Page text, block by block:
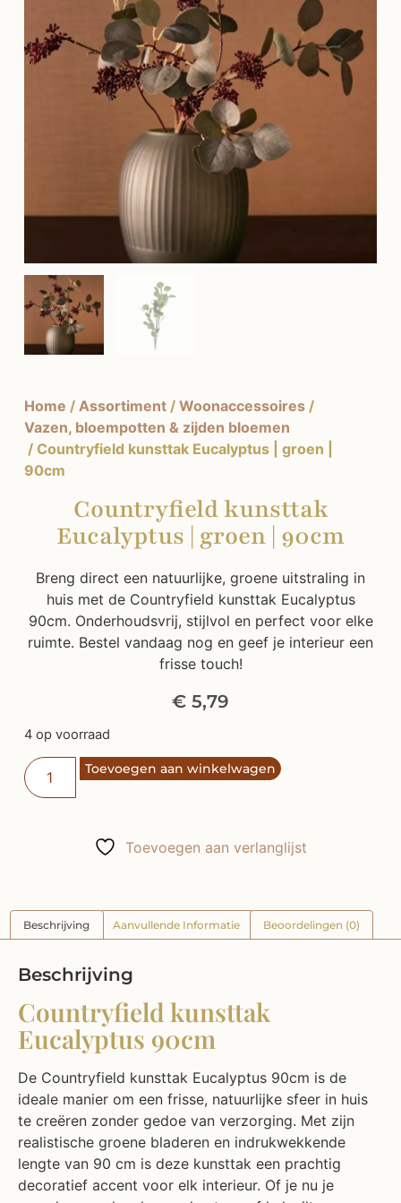
Home / Assortiment/ Woonaccessoires/
Vazen, bloempotten & zijden bloemen
/ Countryfield kunsttak Eucalyptus | groen |
90cm
Countryfield kunsttak
Eucalyptus | groen | 90cm
Breng direct een natuurlijke, groene uitstraling in
huis met de Countryfield kunsttak Eucalyptus
90cm. Onderhoudsvrij, stijlvol en perfect voor elke
ruimte. Bestel vandaag nog en geef je interieur een
frisse touch!
€ 5,79
4 op voorraad
Toevoegen aan winkelwagen
Toevoegen aan verlanglijst
Beschrijving Aanvullende Informatie Beoordelingen (0)
Beschrijving
Countryfield kunsttak
Eucalyptus 90cm
De Countryfield kunsttak Eucalyptus 90cm is de
ideale manier om een frisse, natuurlijke sfeer in huis
te creëren zonder gedoe van verzorging. Met zijn
realistische groene bladeren en indrukwekkende
lengte van 90 cm is deze kunsttak een prachtig
decoratief accent voor elk interieur. Of je nu je